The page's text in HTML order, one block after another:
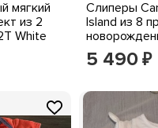
мягкий
из 2
White
Слиперы
Island из 8
3 месяцев
5 490 ₽